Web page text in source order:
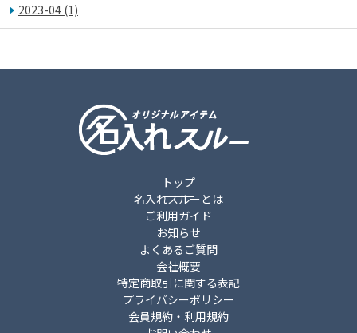
2023-04 (1)
トップ
名入れスルーとは
ご利用ガイド
お知らせ
よくあるご質問
会社概要
特定商取引に関する表記
プライバシーポリシー
会員規約・利用規約